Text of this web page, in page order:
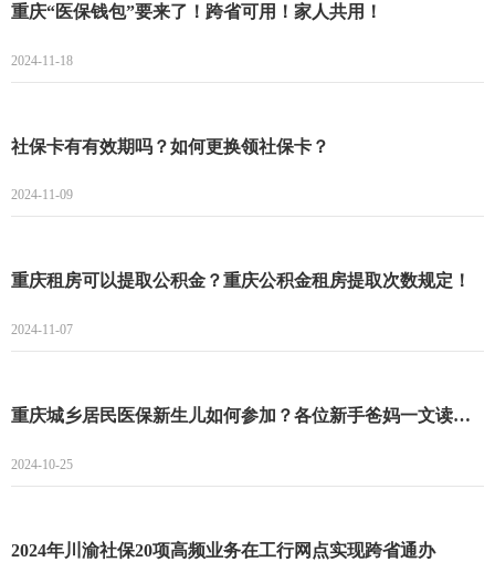
重庆“医保钱包”要来了！跨省可用！家人共用！
2024-11-18
社保卡有有效期吗？如何更换领社保卡？
2024-11-09
重庆租房可以提取公积金？重庆公积金租房提取次数规定！
2024-11-07
重庆城乡居民医保新生儿如何参加？各位新手爸妈一文读懂！
2024-10-25
2024年川渝社保20项高频业务在工行网点实现跨省通办